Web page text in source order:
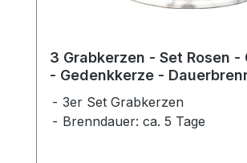
3 Grabkerzen - Set Rosen -
- Gedenkkerze -
3er Set Grabkerzen
Brenndauer: ca. 5 Tage